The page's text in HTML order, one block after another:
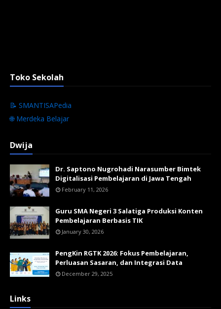
Toko Sekolah
📝 SMANTISAPedia
🌐 Merdeka Belajar
Dwija
Dr. Saptono Nugrohadi Narasumber Bimtek
Digitalisasi Pembelajaran di Jawa Tengah
February 11, 2026
Guru SMA Negeri 3 Salatiga Produksi Konten
Pembelajaran Berbasis TIK
January 30, 2026
PengKin RGTK 2026: Fokus Pembelajaran,
Perluasan Sasaran, dan Integrasi Data
December 29, 2025
Links